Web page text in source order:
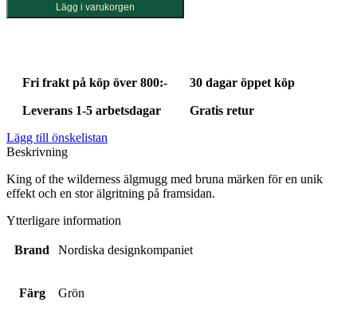
Lägg i varukorgen
Fri frakt på köp över 800:- 30 dagar öppet köp
Leverans 1-5 arbetsdagar
Gratis retur
Lägg till önskelistan
Beskrivning
King of the wilderness älgmugg med bruna märken för en unik
effekt och en stor älgritning på framsidan.
Ytterligare information
Brand Nordiska designkompaniet
Färg Grön